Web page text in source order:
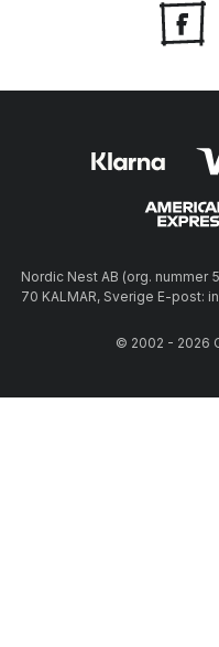
Nordic Nest AB (org. nummer
70 KALMAR, Sverige E-post:
© 2002 - 2026